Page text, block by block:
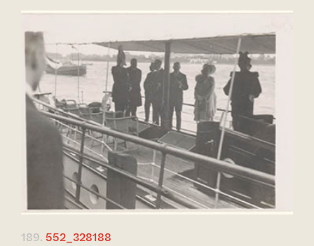
189. 552_328188